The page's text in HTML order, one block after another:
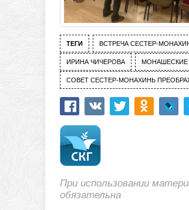
ТЕГИ ВСТРЕЧА СЕСТЕР-
ИРИНА ЧИЧЕРОВА МОНАШЕСКИЕ
СОВЕТ СЕСТЕР-МОНАХИНЬ
При использовании
обязательна